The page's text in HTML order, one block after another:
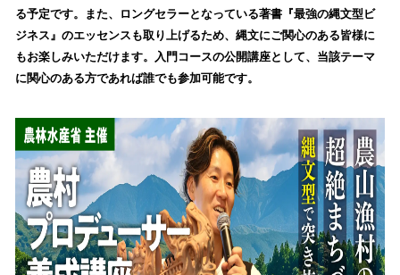
る予定です。また、ロングセラーとなっている著書『最強の縄文型ビ
ジネス』のエッセンスも取り上げるため、縄文にご関心のある皆様に
もお楽しみいただけます。入門コースの公開講座として、当該テーマ
に関心のある方であれば誰でも参加可能です。